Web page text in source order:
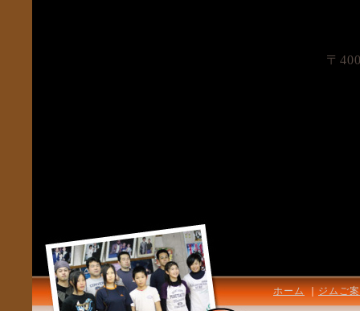
〒
ホーム｜ジムご